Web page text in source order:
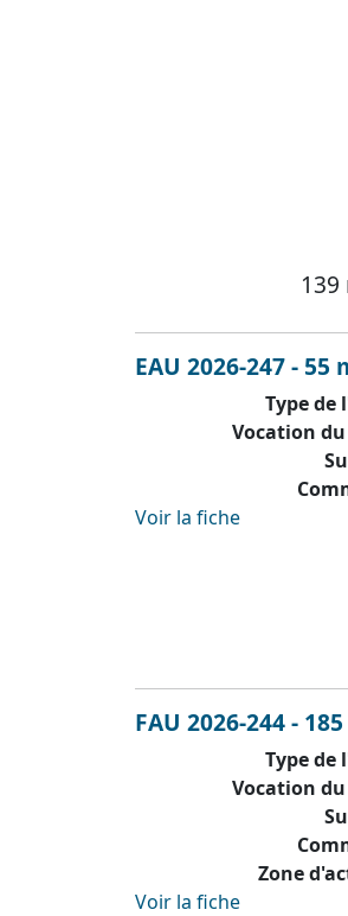
EAU 2026-247 - 55
Type de
Vocation
Voir la fiche
FAU 2026-244 -
Type de
Vocation
Zone
Voir la fiche